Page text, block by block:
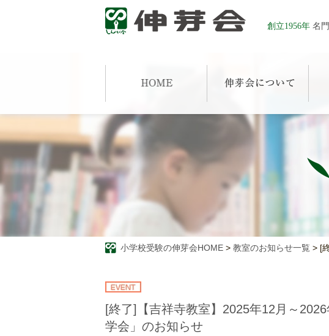
創立1956年 名
小学校受験の伸芽会HOME > 教室のお知らせ一覧 > [
[終了]【吉祥寺教室】2025年12月～
学会」のお知らせ